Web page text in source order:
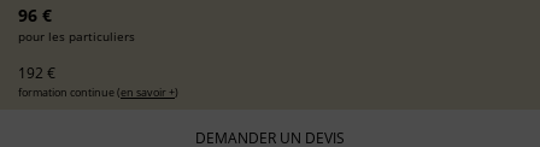
96 €
pour les particuliers
192 €
formation continue (en savoir +)
DEMANDER UN DEVIS